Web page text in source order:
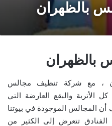
بالظهران
بالظهران
، مع شركة تنظيف مجالس
والبقع العارضة التي
أن المجالس الموجودة في بيوتنا
تتعرض إلى الكثير من